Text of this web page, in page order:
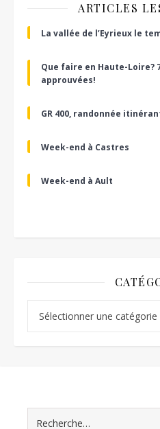
ARTICLES
La vallée de l’Eyrieux le
Que faire en Haute-Loire?
approuvées!
GR 400, randonnée
Week-end à Castres
Week-end à Ault